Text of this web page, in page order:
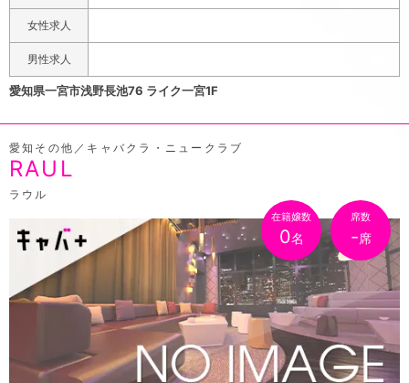
多数いるので、是非お店に会いに来てください。料金はシ
ングルチャージが無料で、お一人様も安心して遊びに来る
ことができます。また、22:00~22:29の間にご来店のお
客様は、セット料金が3,500円とさらにオトクに！お客様
市内は無料で対応いたします。
女性求人
男性求人
愛知県一宮市浅野長池76 ライク一宮1F
愛知その他／キャバクラ・ニュークラブ
RAUL
ラウル
在籍嬢数
0名
席数
-席